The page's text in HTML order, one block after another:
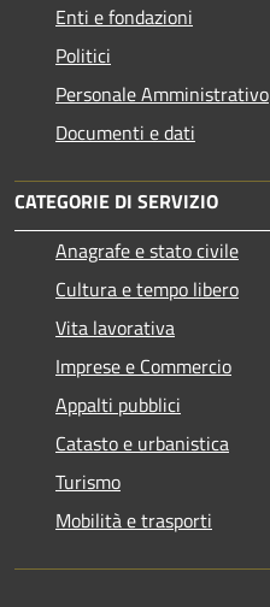
Enti e fondazioni
Politici
Personale Amministrativo
Documenti e dati
CATEGORIE DI SERVIZIO
Anagrafe e stato civile
Cultura e tempo libero
Vita lavorativa
Imprese e Commercio
Appalti pubblici
Catasto e urbanistica
Turismo
Mobilità e trasporti